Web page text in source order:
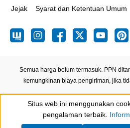
Jejak Syarat dan Ketentuan Umum
Semua harga belum termasuk. PPN
kemungkinan biaya pengiriman, jika
Show toolbar
Situs web ini menggunakan
pengalaman terbaik.